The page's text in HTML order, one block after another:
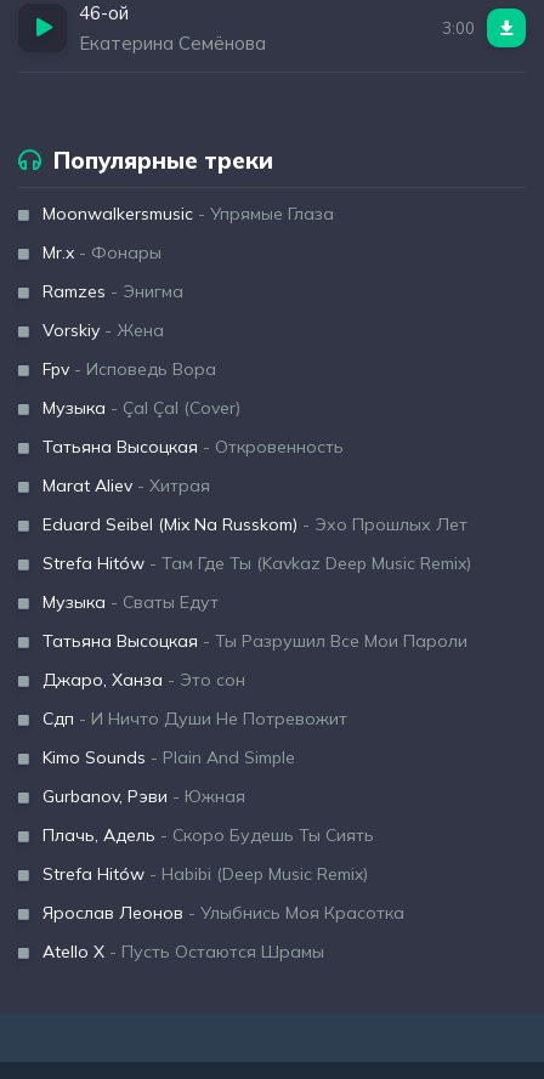
46-ой
Екатерина Семёнова
3:00
Популярные треки
Moonwalkersmusic - Упрямые Глаза
Mr.x - Фонары
Ramzes - Энигма
Vorskiy - Жена
Fpv - Исповедь Вора
Музыка - Çal Çal (Cover)
Татьяна Высоцкая - Откровенность
Marat Aliev - Хитрая
Eduard Seibel (Mix Na Russkom) - Эхо Прошлых Лет
Strefa Hitów - Там Где Ты (Kavkaz Deep Music Remix)
Музыка - Сваты Едут
Татьяна Высоцкая - Ты Разрушил Все Мои Пароли
Джаро, Ханза - Это сон
Сдп - И Ничто Души Не Потревожит
Kimo Sounds - Plain And Simple
Gurbanov, Рэви - Южная
Плачь, Адель - Скоро Будешь Ты Сиять
Strefa Hitów - Habibi (Deep Music Remix)
Ярослав Леонов - Улыбнись Моя Красотка
Atello X - Пусть Остаются Шрамы